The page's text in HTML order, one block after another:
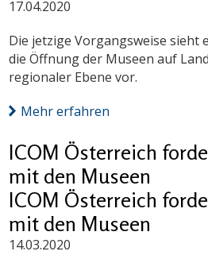
17.04.2020
Die jetzige Vorgangsweise sieht
die Öffnung der Museen auf
regionaler Ebene vor.
Mehr erfahren
ICOM Österreich
mit den Museen
ICOM Österreich
mit den Museen
14.03.2020